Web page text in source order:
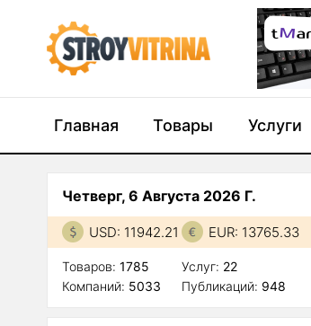
Главная Товары Услуги
Четверг, 6 Августа 2026 Г.
USD: 11942.21 EUR: 13765.33
Товаров: 1785
Компаний: 5033
Услуг: 22
Публикаций: 948